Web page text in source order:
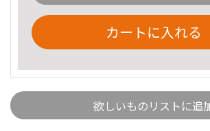
カートに入れる
欲しいものリストに追